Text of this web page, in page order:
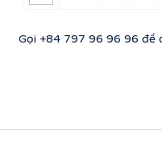
Gọi +84 797 96 96 96 để